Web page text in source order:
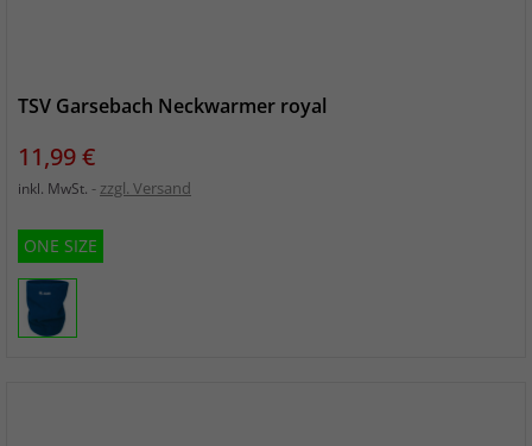
TSV Garsebach Neckwarmer royal
Preis
11,99 €
inkl. MwSt. zzgl. Versand
ONE SIZE